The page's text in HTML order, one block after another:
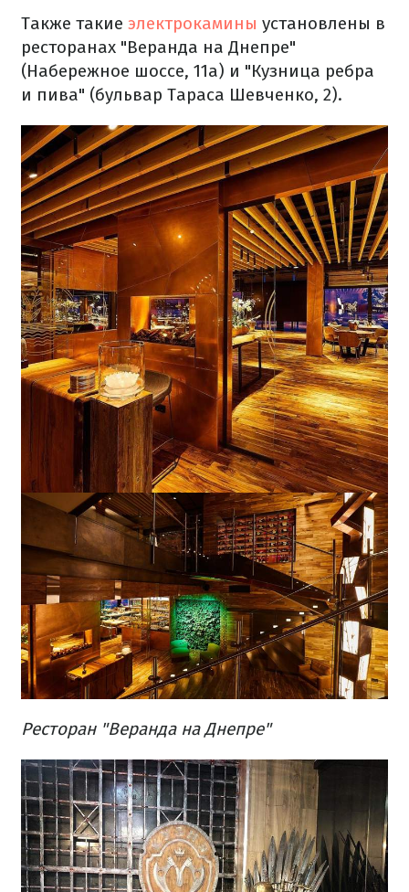
Также такие электрокамины установлены в
ресторанах "Веранда на Днепре"
(Набережное шоссе, 11а) и "Кузница ребра
и пива" (бульвар Тараса Шевченко, 2).
Ресторан "Веранда на Днепре"